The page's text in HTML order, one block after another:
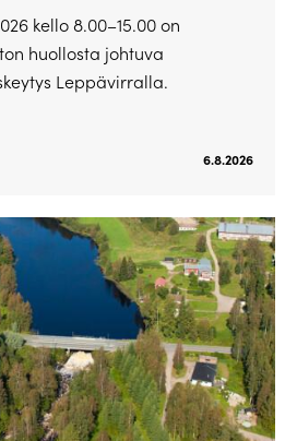
kello 8.00–15.00 on
huollosta johtuva
Leppävirralla.
6.8.2026